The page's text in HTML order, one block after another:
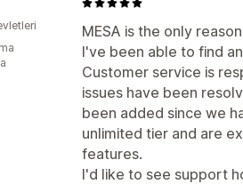
MESA is the only
I've been able to find
Customer service is
issues have been
been added since we
unlimited tier and are
features.
I'd like to see support